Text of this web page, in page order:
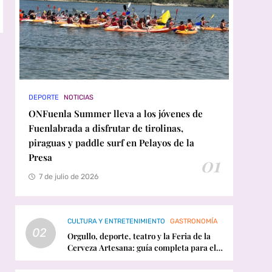
DEPORTE NOTICIAS
ONFuenla Summer lleva a los jóvenes de
Fuenlabrada a disfrutar de tirolinas,
piraguas y paddle surf en Pelayos de la
Presa
01
7 de julio de 2026
02
CULTURA Y ENTRETENIMIENTO GASTRONOMÍA
Orgullo, deporte, teatro y la Feria de la
Cerveza Artesana: guía completa para el
fin de semana en Fuenlabrada